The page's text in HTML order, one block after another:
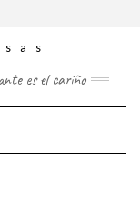
es el cariño